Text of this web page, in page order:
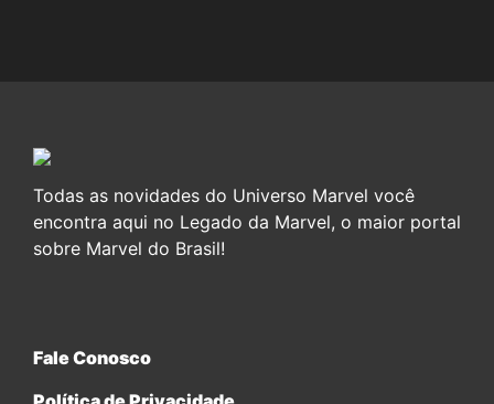
Todas as novidades do Universo Marvel você
encontra aqui no Legado da Marvel, o maior portal
sobre Marvel do Brasil!
Fale Conosco